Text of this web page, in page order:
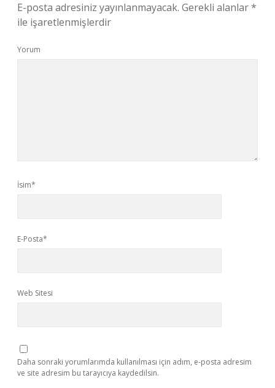
E-posta adresiniz yayınlanmayacak. Gerekli alanlar*
ile işaretlenmişlerdir
Yorum
İsim*
E-Posta*
Web Sitesi
Daha sonraki yorumlarımda kullanılması için adım, e-posta adresim
ve site adresim bu tarayıcıya kaydedilsin.